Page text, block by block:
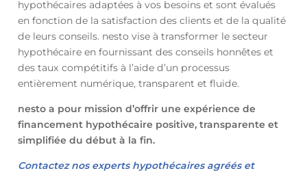
hypothécaires adaptées à vos besoins et sont évalués
en fonction de la satisfaction des clients et de la qualité
de leurs conseils. nesto vise à transformer le secteur
hypothécaire en fournissant des conseils honnêtes et
des taux compétitifs à l’aide d’un processus
entièrement numérique, transparent et fluide.
nesto a pour mission d’offrir une expérience de
financement hypothécaire positive, transparente et
simplifiée du début à la fin.
Contactez nos experts hypothécaires agréés et